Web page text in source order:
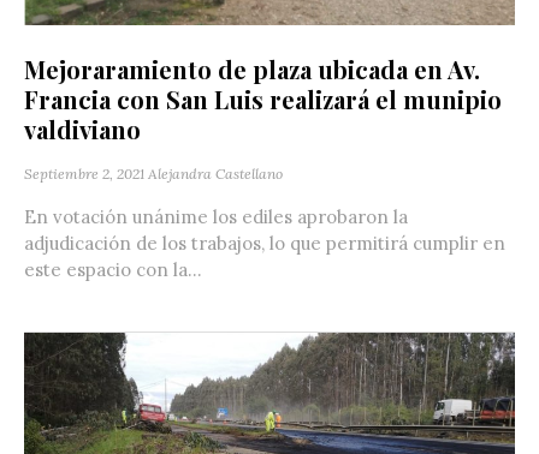
Mejoraramiento de plaza ubicada en Av.
Francia con San Luis realizará el munipio
valdiviano
Septiembre 2, 2021 Alejandra Castellano
En votación unánime los ediles aprobaron la
adjudicación de los trabajos, lo que permitirá cumplir en
este espacio con la...